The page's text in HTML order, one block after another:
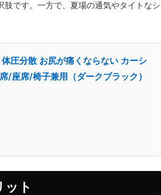
です。一方で、夏場の通気やタイトなシ
圧分散 お尻が痛くならない カーシ
/座席/椅子兼用（ダークブラック）
ット